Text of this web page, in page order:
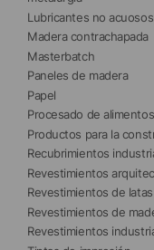
Lubricantes no acuosos
Madera contrachapada
Masterbatch
Paneles de madera
Papel
Procesado de alimentos
Productos para la
Recubrimientos
Revestimientos
Revestimientos de latas
Revestimientos de
Revestimientos